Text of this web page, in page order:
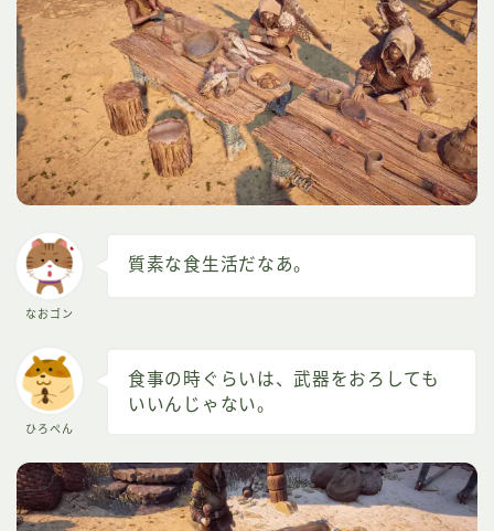
なおゴン
質素な食生活だなあ。
ひろぺん
食事の時ぐらいは、武器をおろしても
いいんじゃない。